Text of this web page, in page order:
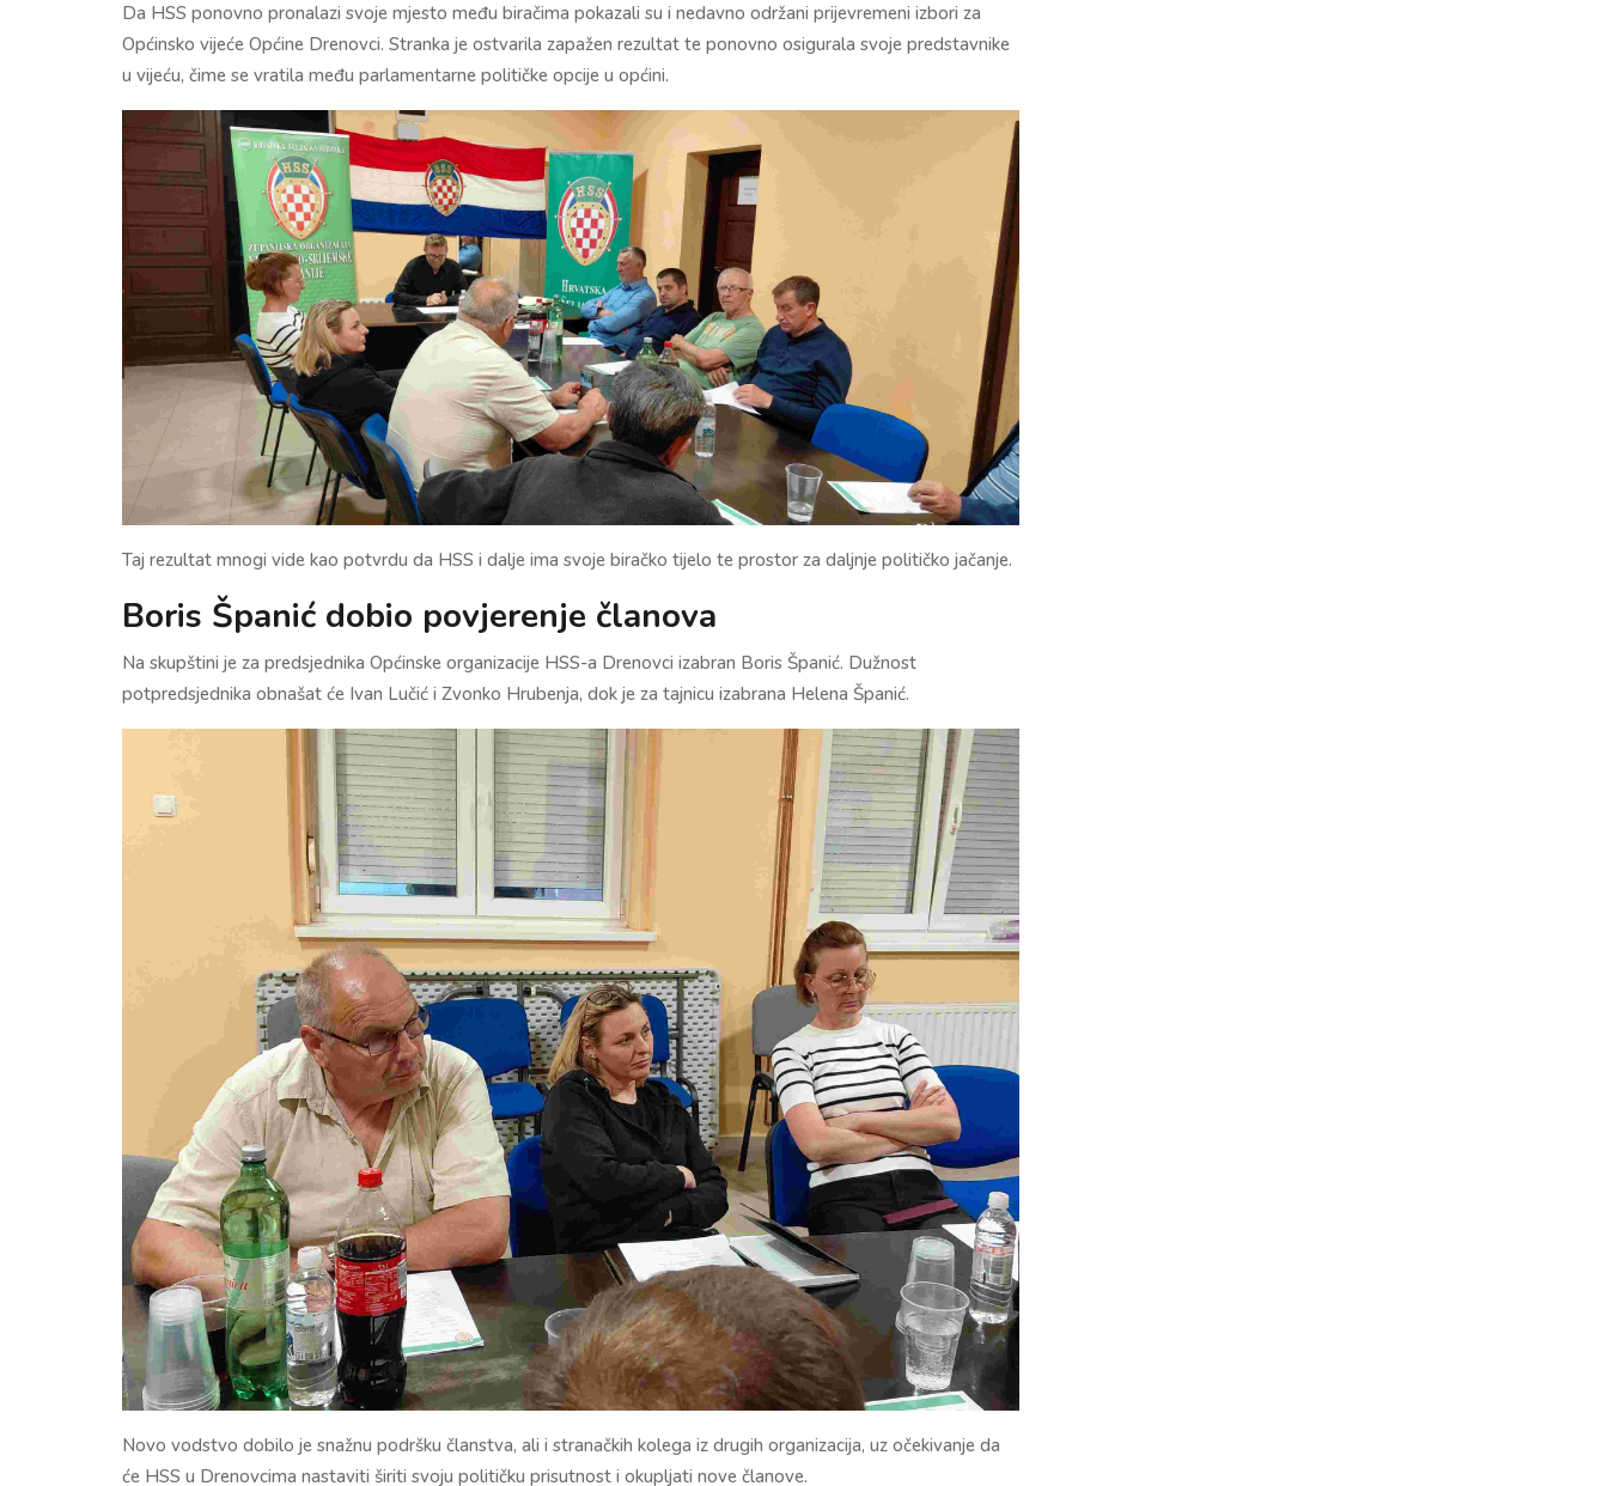
Da HSS ponovno pronalazi svoje mjesto među biračima pokazali su i nedavno održani prijevremeni izbori za
Općinsko vijeće Općine Drenovci. Stranka je ostvarila zapažen rezultat te ponovno osigurala svoje predstavnike
u vijeću, čime se vratila među parlamentarne političke opcije u općini.
Taj rezultat mnogi vide kao potvrdu da HSS i dalje ima svoje biračko tijelo te prostor za daljnje političko jačanje.
Boris Španić dobio povjerenje članova
Na skupštini je za predsjednika Općinske organizacije HSS-a Drenovci izabran Boris Španić. Dužnost
potpredsjednika obnašat će Ivan Lučić i Zvonko Hrubenja, dok je za tajnicu izabrana Helena Španić.
Novo vodstvo dobilo je snažnu podršku članstva, ali i stranačkih kolega iz drugih organizacija, uz očekivanje da
će HSS u Drenovcima nastaviti širiti svoju političku prisutnost i okupljati nove članove.